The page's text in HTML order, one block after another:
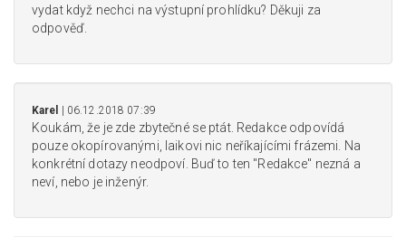
vydat když nechci na výstupní prohlídku? Děkuji za
odpověď.
Karel | 06.12.2018 07:39
Koukám, že je zde zbytečné se ptát. Redakce odpovídá
pouze okopírovanými, laikovi nic neříkajícími frázemi. Na
konkrétní dotazy neodpoví. Buď to ten "Redakce" nezná a
neví, nebo je inženýr.